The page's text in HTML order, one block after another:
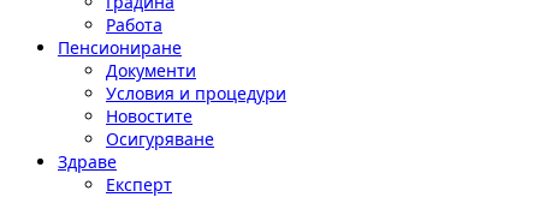
Работа
Пенсиониране
Документи
Условия и процедури
Новостите
Осигуряване
Здраве
Експерт